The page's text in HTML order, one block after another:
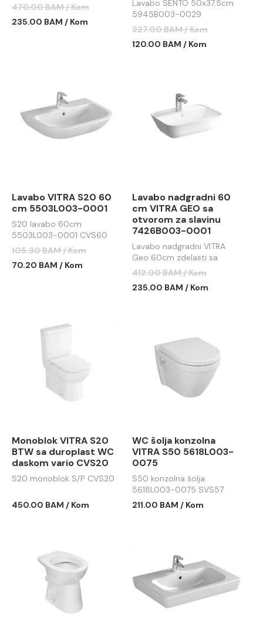
srebrni
470.00 BAM / Kom
235.00 BAM / Kom
Lavabo SENTO 50x37.5cm
5945B003-0029
227.00 BAM / Kom
120.00 BAM / Kom
Lavabo VITRA S20 60
cm 5503L003-0001
S20 lavabo 60cm
5503L003-0001 CVS60
105.30 BAM / Kom
70.20 BAM / Kom
Lavabo nadgradni 60
cm VITRA GEO sa
otvorom za slavinu
7426B003-0001
Lavabo nadgradni VITRA
Geo 60cm zdelasti sa
prelivom sa otvorom za
412.00 BAM / Kom
235.00 BAM / Kom
Monoblok VITRA S20
BTW sa duroplast WC
daskom vario CVS20
S20 monoblok S/P CVS20
450.00 BAM / Kom
WC šolja konzolna
VITRA S50 5618L003-
0075
S50 konzolna šolja
5618L003-0075 SVS57
211.00 BAM / Kom